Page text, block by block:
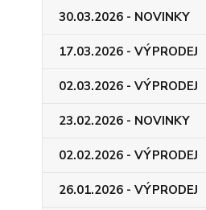
30.03.2026 - NOVINKY
17.03.2026 - VÝPRODEJ
02.03.2026 - VÝPRODEJ
23.02.2026 - NOVINKY
02.02.2026 - VÝPRODEJ
26.01.2026 - VÝPRODEJ